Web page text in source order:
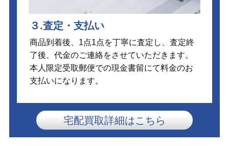
３.査定・支払い
商品到着後、1点1点を丁寧に査定し、査定終
了後、代金のご連絡をさせていただきます。
本人限定受取郵便での現金書留にて料金のお
支払いになります。
宅配買取詳細はこちら